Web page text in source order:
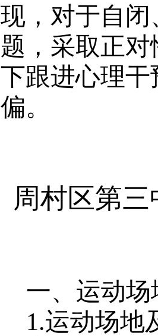
现，对于自
题，采取正
下跟进心理
偏。
周村区第三
一、运动
1.运动场地